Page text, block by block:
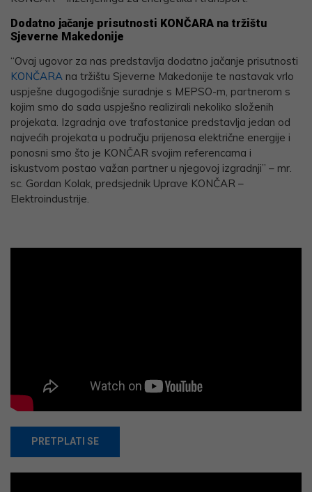
Dodatno jačanje prisutnosti KONČARA na tržištu
Sjeverne Makedonije
“Ovaj ugovor za nas predstavlja dodatno jačanje prisutnosti
KONČARA na tržištu Sjeverne Makedonije te nastavak vrlo
uspješne dugogodišnje suradnje s MEPSO-m, partnerom s
kojim smo do sada uspješno realizirali nekoliko složenih
projekata. Izgradnja ove trafostanice predstavlja jedan od
najvećih projekata u području prijenosa električne energije i
ponosni smo što je KONČAR svojim referencama i
iskustvom postao važan partner u njegovoj izgradnji” – mr.
sc. Gordan Kolak, predsjednik Uprave KONČAR –
Elektroindustrije.
PRETPLATI SE